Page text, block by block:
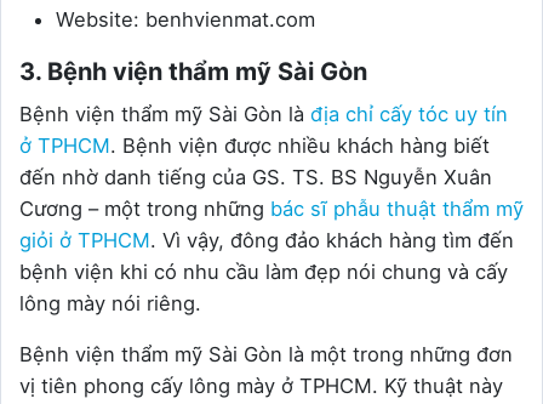
Website: benhvienmat.com
3. Bệnh viện thẩm mỹ Sài Gòn
Bệnh viện thẩm mỹ Sài Gòn là địa chỉ cấy tóc uy tín
ở TPHCM. Bệnh viện được nhiều khách hàng biết
đến nhờ danh tiếng của GS. TS. BS Nguyễn Xuân
Cương – một trong những bác sĩ phẫu thuật thẩm mỹ
giỏi ở TPHCM. Vì vậy, đông đảo khách hàng tìm đến
bệnh viện khi có nhu cầu làm đẹp nói chung và cấy
lông mày nói riêng.
Bệnh viện thẩm mỹ Sài Gòn là một trong những đơn
vị tiên phong cấy lông mày ở TPHCM. Kỹ thuật này